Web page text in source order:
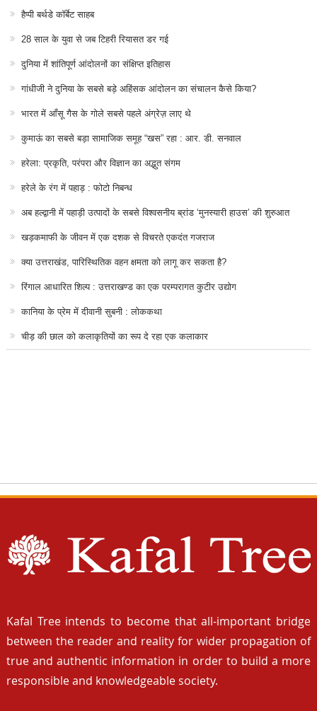
हैप्पी बर्थडे कॉर्बेट साहब
28 साल के युवा से जब टिहरी रियासत डर गई
दुनिया में शांतिपूर्ण आंदोलनों का संक्षिप्त इतिहास
गांधीजी ने दुनिया के सबसे बड़े अहिंसक आंदोलन का संचालन कैसे किया?
भारत में आँसू गैस के गोले सबसे पहले अंग्रेज़ लाए थे
कुमाऊं का सबसे बड़ा सामाजिक समूह “खस” रहा : आर. डी. सनवाल
हरेला: प्रकृति, परंपरा और विज्ञान का अद्भुत संगम
हरेले के रंग में पहाड़ : फोटो निबन्ध
अब हल्द्वानी में पहाड़ी उत्पादों के सबसे विश्वसनीय ब्रांड ‘मुनस्यारी हाउस’ की शुरुआत
खड़कमाफी के जीवन में एक दशक से विचरते एकदंत गजराज
क्या उत्तराखंड, पारिस्थितिक वहन क्षमता को लागू कर सकता है?
रिंगाल आधारित शिल्प : उत्तराखण्ड का एक परम्परागत कुटीर उद्योग
कानिया के प्रेम में दीवानी सुबनी : लोककथा
चीड़ की छाल को कलाकृतियों का रूप दे रहा एक कलाकार
Kafal Tree intends to become that all-important bridge
between the reader and reality for wider propagation of
true and authentic information in order to build a more
responsible and knowledgeable society.